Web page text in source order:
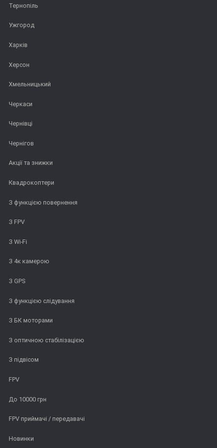
Тернопіль
Ужгород
Харків
Херсон
Хмельницький
Черкаси
Чернівці
Чернігов
Акції та знижки
Квадрокоптери
З функцією повернення
З FPV
З Wi-Fi
З 4к камерою
З GPS
З функцією слідування
З БК моторами
З оптичною стабілізацією
З підвісом
FPV
До 10000 грн
FPV приймачі / передавачі
Новинки